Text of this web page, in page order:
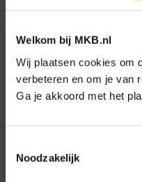
Welkom bij MKB.nl
Wij plaatsen cookies om
verbeteren en om je van
Ga je akkoord met het
Noodzakelijk
Direct naar
Over ons
Bezuidenhoutseweg 12